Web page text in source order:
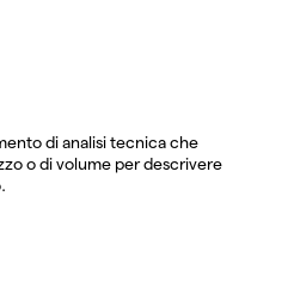
di analisi tecnica che
o di volume per descrivere